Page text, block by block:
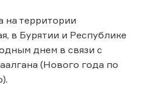
на территории
в Бурятии и Республике
днем в связи с
(Нового года по